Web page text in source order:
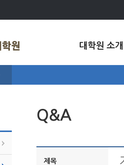
대학원 소개
Q&A
제목